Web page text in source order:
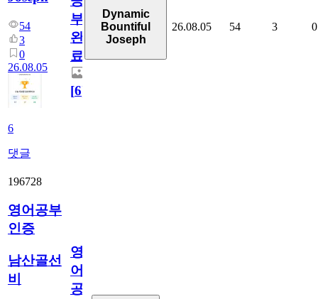
54
3
0
26.08.05
6
댓글
부
완
료
[6]
Dynamic
Bountiful
Joseph
26.08.05 54 3 0
196728
영어공부
인증
남산골선
비
영
어
공